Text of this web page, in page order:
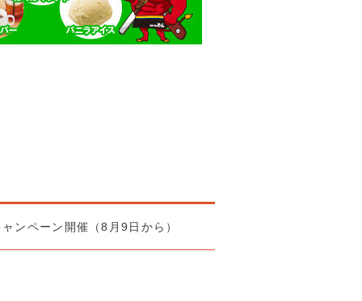
ンペーン開催（8月9日から）